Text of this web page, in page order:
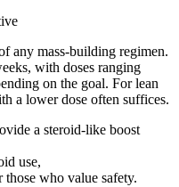
any mass-building regimen.
with doses ranging
on the goal. For lean
a lower dose often suffices.
a steroid-like boost
use,
who value safety.